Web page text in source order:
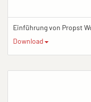
Einführung von Propst
Download